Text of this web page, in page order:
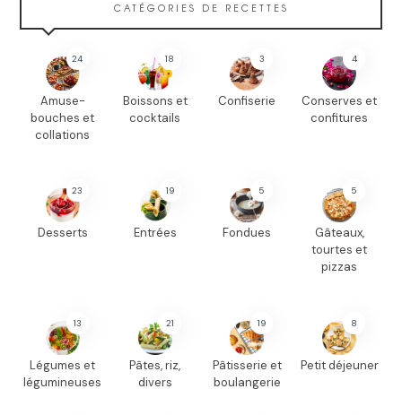
CATÉGORIES DE RECETTES
24
Amuse-
bouches et
collations
18
Boissons et
cocktails
3
Confiserie
4
Conserves et
confitures
23
Desserts
19
Entrées
5
Fondues
5
Gâteaux,
tourtes et
pizzas
13
Légumes et
légumineuses
21
Pâtes, riz,
divers
19
Pâtisserie et
boulangerie
8
Petit déjeuner